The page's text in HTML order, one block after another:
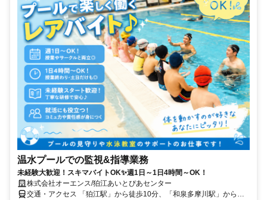
温水プールでの監視&指導業務
未経験大歓迎！スキマバイトOK✨週1日～1日4時間～OK！
株式会社オーエンス/狛江あいとぴあセンター
交通・アクセス 「狛江駅」から徒歩10分、「和泉多摩川駅」から徒